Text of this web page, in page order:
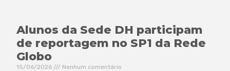
Alunos da Sede DH participam
de reportagem no SP1 da Rede
Globo
15/06/2026 Nenhum comentário